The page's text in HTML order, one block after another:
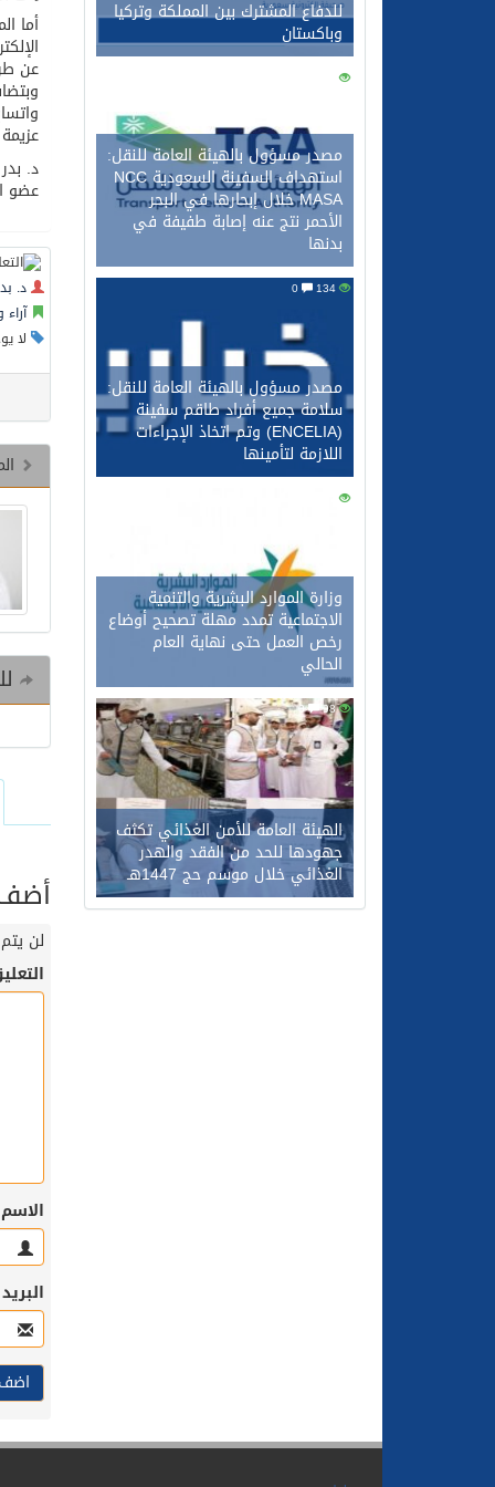
للدفاع المشترك بين المملكة وتركيا
وباكستان
146
مصدر مسؤول بالهيئة العامة للنقل:
استهداف السفينة السعودية NCC
MASA خلال إبحارها في البحر
الأحمر نتج عنه إصابة طفيفة في
بدنها
مصدر مسؤول بالهيئة العامة للنقل:
سلامة جميع أفراد طاقم سفينة
(ENCELIA) وتم اتخاذ الإجراءات
اللازمة لتأمينها
117
وزارة الموارد البشرية والتنمية
الاجتماعية تمدد مهلة تصحيح أوضاع
رخص العمل حتى نهاية العام
الحالي
98
0
الهيئة العامة للأمن الغذائي تكثف
جهودها للحد من الفقد والهدر
الغذائي خلال موسم حج 1447هـ
أما
عن
د.
عضو
د.
لا
لن